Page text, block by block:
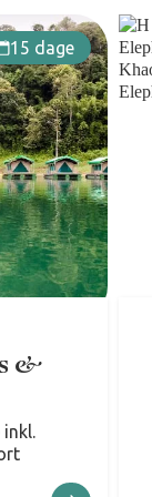
15 dage
&
inkl.